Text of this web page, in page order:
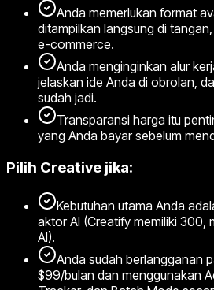
Anda memerlukan format
ditampilkan langsung di
e-commerce.
Anda menginginkan alur
jelaskan ide Anda di obrolan,
sudah jadi.
Transparansi harga itu
yang Anda bayar sebelum
Pilih Creative jika:
Kebutuhan utama Anda
aktor AI (Creatify memiliki 300,
AI).
Anda sudah berlangganan
$99/bulan dan menggunakan